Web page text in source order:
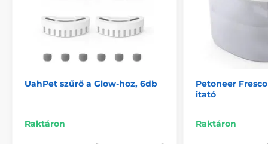
UahPet szűrő a Glow-hoz, 6db
Raktáron
Petoneer
itató
Raktáron